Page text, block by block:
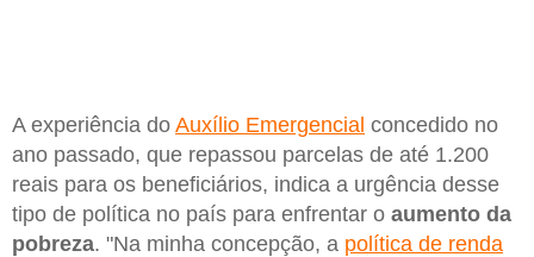
A experiência do Auxílio Emergencial concedido no
ano passado, que repassou parcelas de até 1.200
reais para os beneficiários, indica a urgência desse
tipo de política no país para enfrentar o aumento da
pobreza. "Na minha concepção, a política de renda